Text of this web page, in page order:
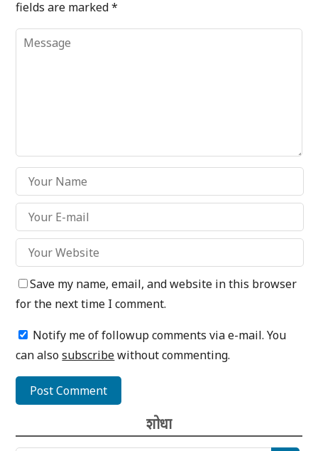
fields are marked*
Save my name, email, and website in this browser
for the next time I comment.
Notify me of followup comments via e-mail. You
can alsosubscribewithout commenting.
शोधा